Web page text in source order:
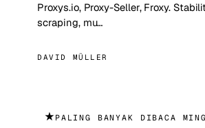
Proxys.io, Proxy-Seller, Froxy.
scraping, mu…
DAVID MÜLLER
★ PALING BANYAK DIBACA